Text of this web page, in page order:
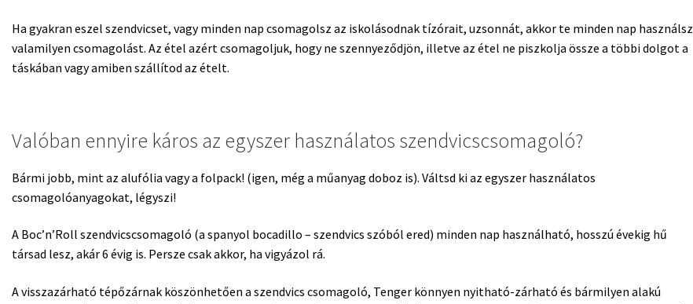
Ha gyakran eszel szendvicset, vagy minden nap csomagolsz az iskolásodnak tízórait, uzsonnát, akkor te minden nap használsz
valamilyen csomagolást. Az étel azért csomagoljuk, hogy ne szennyeződjön, illetve az étel ne piszkolja össze a többi dolgot a
táskában vagy amiben szállítod az ételt.
Valóban ennyire káros az egyszer használatos szendvicscsomagoló?
Bármi jobb, mint az alufólia vagy a folpack! (igen, még a műanyag doboz is). Váltsd ki az egyszer használatos
csomagolóanyagokat, légyszi!
A Boc’n’Roll szendvicscsomagoló (a spanyol bocadillo – szendvics szóból ered) minden nap használható, hosszú évekig hű
társad lesz, akár 6 évig is. Persze csak akkor, ha vigyázol rá.
A visszazárható tépőzárnak köszönhetően a szendvics csomagoló, Tenger könnyen nyitható-zárható és bármilyen alakú